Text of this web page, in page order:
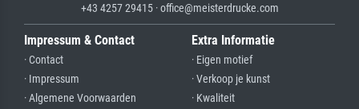
+43 4257 29415 · office@meisterdrucke.com
Impressum & Contact
· Contact
· Impressum
· Algemene Voorwaarden
Extra Informatie
· Eigen motief
· Verkoop je kunst
· Kwaliteit